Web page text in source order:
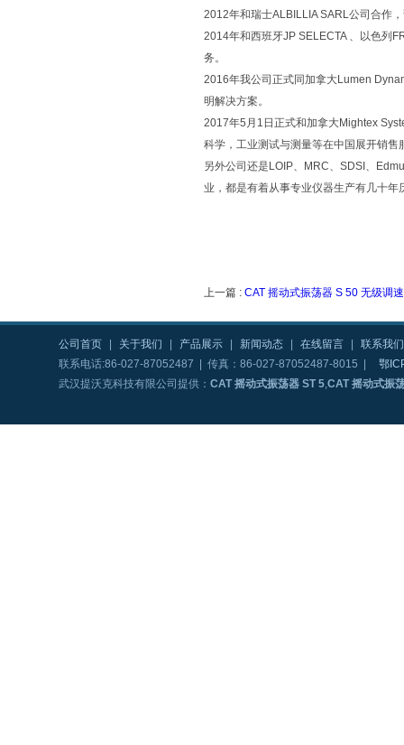
2012年和瑞士ALBILLIA SARL公司合作
2014年和西班牙JP SELECTA 、以色列
务。
2016年我公司正式同加拿大Lumen
明解决方案。
2017年5月1日正式和加拿大Mightex
科学，工业测试与测量等在中国展开销售
另外公司还是LOIP、MRC、SDSI、
业，都是有着从事专业仪器生产有几十
上一篇 : CAT 摇动式振荡器 S 50 无级调速
公司首页 关于我们 产品展示 新闻动态 在线留言
联系我们
联系电话:86-027-87052487 | 传真：86-027-87052487-8015 |
鄂
武汉提沃克科技有限公司提供： CAT 摇动式振荡器 ST 5,CAT 摇动式振